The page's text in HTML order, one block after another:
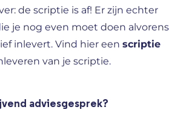
de scriptie is af! Er zijn echter
je nog even moet doen alvorens
inlevert. Vind hier een scriptie
van je scriptie.
adviesgesprek?